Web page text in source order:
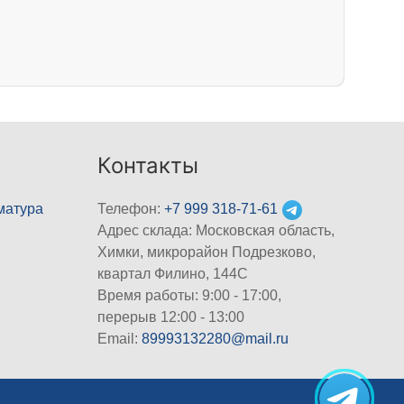
Контакты
Телефон:+7 999 318-71-61
Адрес склада: Московская область,
Химки, микрорайон Подрезково,
квартал Филино, 144С
Время работы: 9:00 - 17:00,
перерыв 12:00 - 13:00
Email:89993132280@mail.ru